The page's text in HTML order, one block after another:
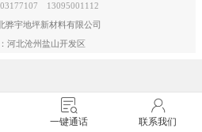
13095001112
骅宇地坪新材料有限公司
河北沧州盐山开发区
一键通话 联系我们